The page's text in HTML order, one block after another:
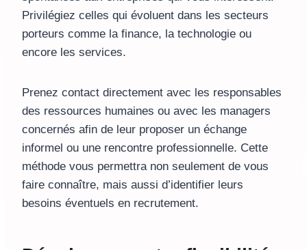
Privilégiez celles qui évoluent dans les secteurs
porteurs comme la finance, la technologie ou
encore les services.
Prenez contact directement avec les responsables
des ressources humaines ou avec les managers
concernés afin de leur proposer un échange
informel ou une rencontre professionnelle. Cette
méthode vous permettra non seulement de vous
faire connaître, mais aussi d’identifier leurs
besoins éventuels en recrutement.